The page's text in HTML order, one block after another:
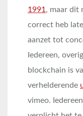
1991 , maar dit
correct heb
aanzet tot
Iedereen,
blockchain is
verhelderende
vimeo.